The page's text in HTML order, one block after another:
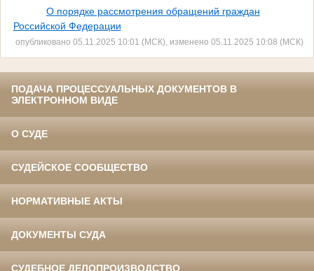
О порядке рассмотрения обращений граждан
Российской Федерации
опубликовано 05.11.2025 10:01 (МСК), изменено 05.11.2025 10:08 (МСК)
ПОДАЧА ПРОЦЕССУАЛЬНЫХ ДОКУМЕНТОВ В
ЭЛЕКТРОННОМ ВИДЕ
О СУДЕ
СУДЕЙСКОЕ СООБЩЕСТВО
НОРМАТИВНЫЕ АКТЫ
ДОКУМЕНТЫ СУДА
СУДЕБНОЕ ДЕЛОПРОИЗВОДСТВО